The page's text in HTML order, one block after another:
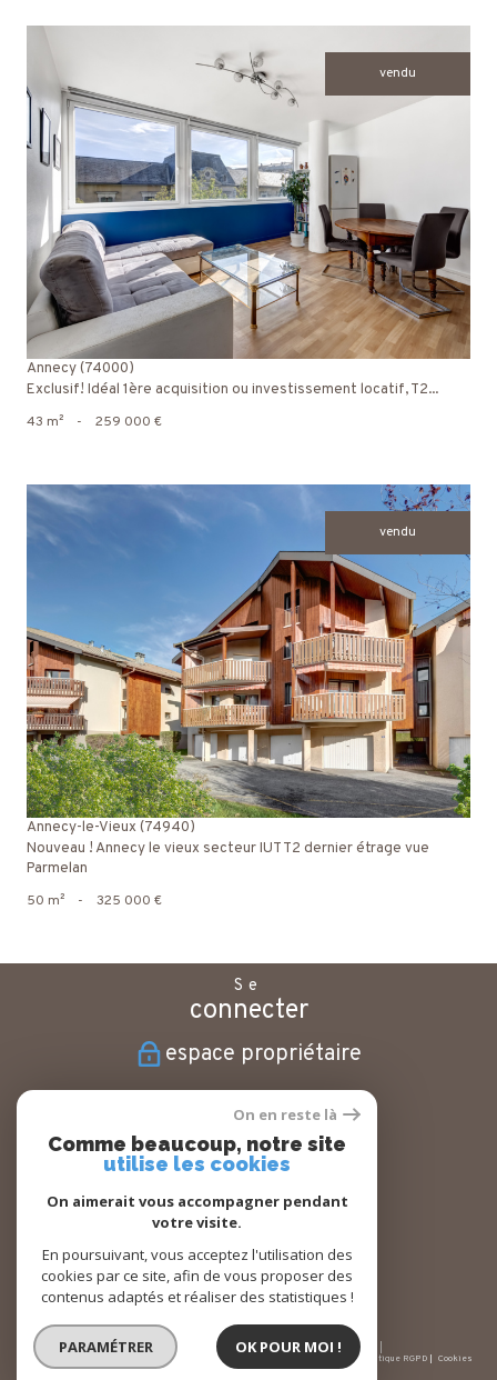
vendu
voir le bien
Annecy (74000)
Exclusif! Idéal 1ère acquisition ou investissement locatif, T2...
43 m² - 259 000 €
vendu
voir le bien
Annecy-le-Vieux (74940)
Nouveau ! Annecy le vieux secteur IUT T2 dernier étrage vue
Parmelan
50 m² - 325 000 €
Se
connecter
espace propriétaire
suivre
Nous
adhérons
© 2026 | Tous droits réservés | Traduction powered by Google |
Nos honoraires
Mentions légales Politique RGPD Cookies
On en reste là
Comme beaucoup, notre site
utilise les cookies
On aimerait vous accompagner pendant
votre visite.
En poursuivant, vous acceptez l'utilisation des
cookies par ce site, afin de vous proposer des
contenus adaptés et réaliser des statistiques !
PARAMÉTRER OK POUR MOI !